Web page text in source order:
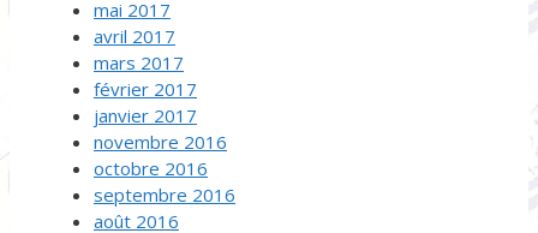
mai 2017
avril 2017
mars 2017
février 2017
janvier 2017
novembre 2016
octobre 2016
septembre 2016
août 2016